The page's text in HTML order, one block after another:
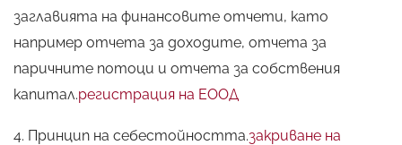
заглавията на финансовите отчети, като
например отчета за доходите, отчета за
паричните потоци и отчета за собствения
капитал.регистрация на ЕООД
4. Принцип на себестойността.закриване на